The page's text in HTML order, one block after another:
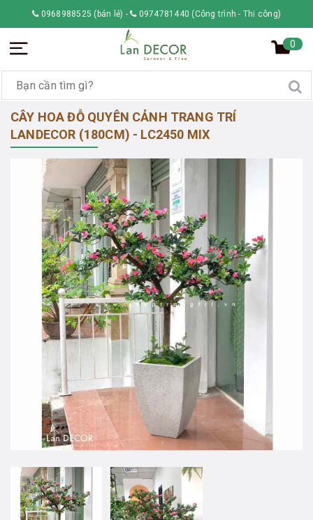
0968988525 (bán lẻ) - 0974781440 (Công trình - Thi công)
0
CÂY HOA ĐỖ QUYÊN CẢNH TRANG TRÍ
LANDECOR (180CM) - LC2450 MIX